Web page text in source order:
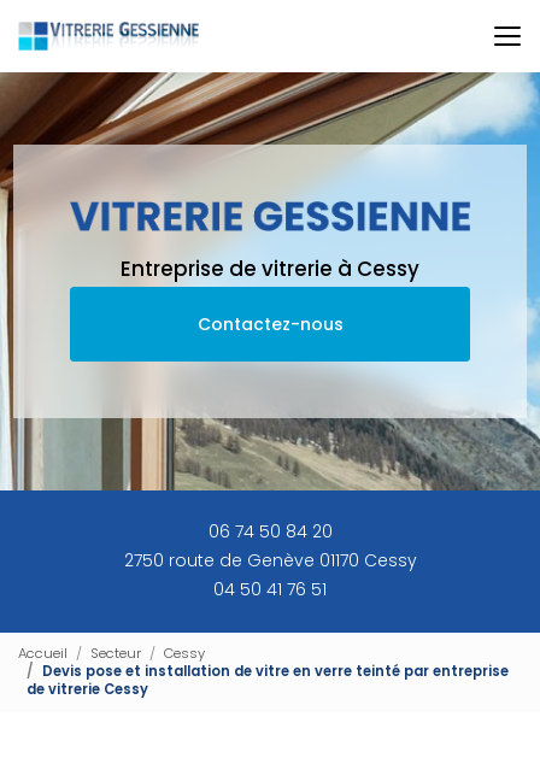
au
contenu
principal
Entreprise de vitrerie à Cessy
Contactez-nous
06 74 50 84 20
2750 route de Genève 01170 Cessy
04 50 41 76 51
Accueil Secteur
Cessy
Devis pose et installation de vitre en verre teinté par entreprise
de vitrerie Cessy